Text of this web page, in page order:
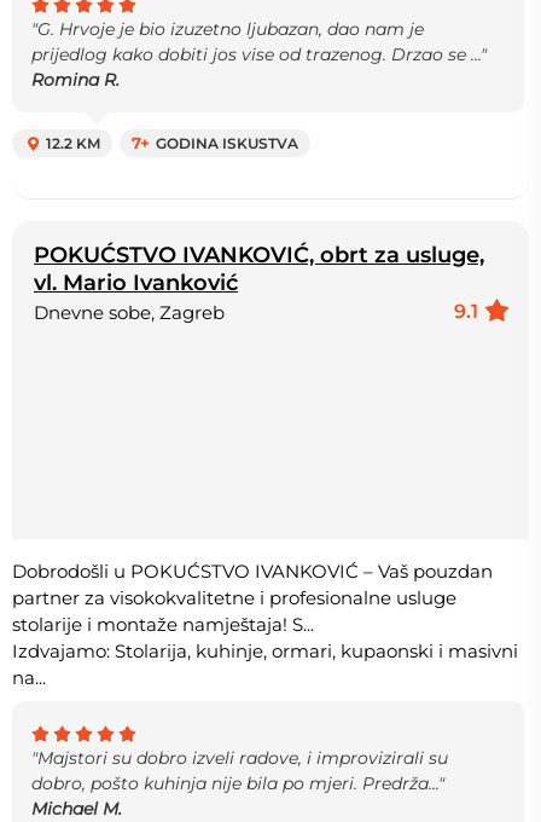
"G. Hrvoje je bio izuzetno ljubazan, dao nam je
prijedlog kako dobiti jos vise od trazenog. Drzao se ..."
Romina R.
12.2 KM 7+ GODINA ISKUSTVA
POKUĆSTVO IVANKOVIĆ, obrt za usluge,
vl. Mario Ivanković
9.1
Dnevne sobe, Zagreb
Dobrodošli u POKUĆSTVO IVANKOVIĆ – Vaš pouzdan
partner za visokokvalitetne i profesionalne usluge
stolarije i montaže namještaja! S...
Izdvajamo: Stolarija, kuhinje, ormari, kupaonski i masivni
na...
"Majstori su dobro izveli radove, i improvizirali su
dobro, pošto kuhinja nije bila po mjeri. Predrža..."
Michael M.